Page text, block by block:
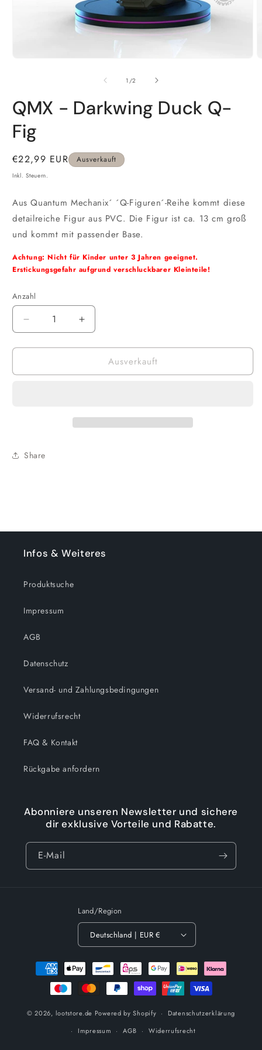
1 /von
2
QMX - Darkwing Duck Q-
Fig
Normaler
Preis
€22,99 EUR Ausverkauft
Inkl. Steuern.
Aus Quantum Mechanix´ ´Q-Figuren´-Reihe kommt diese
detailreiche Figur aus PVC. Die Figur ist ca. 13 cm groß
und kommt mit passender Base.
Achtung: Nicht für Kinder unter 3 Jahren geeignet.
Erstickungsgefahr aufgrund verschluckbarer Kleinteile!
Anzahl
Verringere
die
Menge
QMX
Erhöhe
die
Menge
QMX
Ausverkauft
Share
Infos & Weiteres
Produktsuche
Impressum
AGB
Datenschutz
Versand- und Zahlungsbedingungen
Widerrufsrecht
FAQ & Kontakt
Rückgabe anfordern
Abonniere unseren Newsletter und sichere
dir exklusive Vorteile und Rabatte.
E-Mail
Land/Region
Deutschland | EUR €
Zahlungsmethoden
© 2026, lootstore.de Powered by Shopify
Datenschutzerklärung
Impressum
AGB Widerrufsrecht